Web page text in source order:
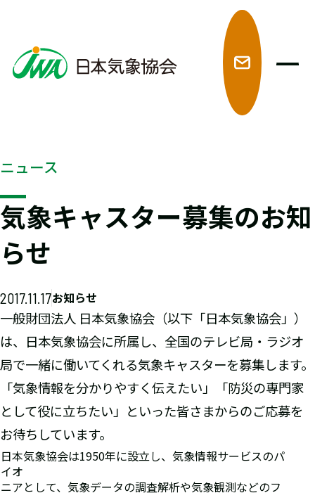
ニュース
気象キャスター募集のお知
らせ
2017.11.17お知らせ
一般財団法人 日本気象協会（以下「日本気象協会」）
は、日本気象協会に所属し、全国のテレビ局・ラジオ
局で一緒に働いてくれる気象キャスターを募集します。
「気象情報を分かりやすく伝えたい」「防災の専門家
として役に立ちたい」といった皆さまからのご応募を
お待ちしています。
日本気象協会は1950年に設立し、気象情報サービスのパ
イオ
ニアとして、気象データの調査解析や気象観測などのフ